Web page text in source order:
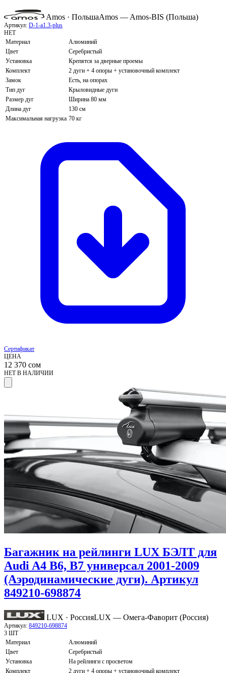
Amos · ПольшаAmos — Amos-BIS (Польша)
Артикул: D-1-a1.3-plus
НЕТ
Материал
Алюминий
Цвет
Серебристый
Установка
Крепятся за дверные проемы
Комплект
2 дуги + 4 опоры + установочный комплект
Замок
Есть, на опорах
Тип дуг
Крыловидные дуги
Размер дуг
Ширина 80 мм
Длина дуг
130 см
Максимальная нагрузка 70 кг
Сертификат
ЦЕНА
12 370 сом
НЕТ В НАЛИЧИИ
Багажник на рейлинги LUX БЭЛТ для
Audi A4 B6, B7 универсал 2001-2009
(Аэродинамические дуги). Артикул
849210-698874
LUX · РоссияLUX — Омега-Фаворит (Россия)
Артикул: 849210-698874
3 ШТ
Материал
Алюминий
Цвет
Серебристый
Установка
На рейлинги с просветом
Комплект
2 дуги + 4 опоры + установочный комплект